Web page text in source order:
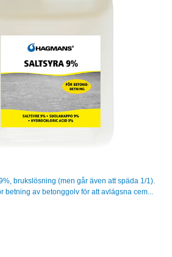
brukslösning (men går även att späda 1/1).
betning av betonggolv för att avlägsna cem...